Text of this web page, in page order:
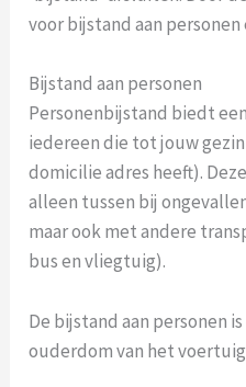
voor bijstand aan
Bijstand aan personen
Personenbijstand biedt
iedereen die tot jouw
domicilie adres heeft).
alleen tussen bij
maar ook met andere
bus en vliegtuig).
De bijstand aan personen
ouderdom van het